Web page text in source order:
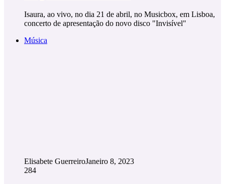
Isaura, ao vivo, no dia 21 de abril, no Musicbox, em Lisboa,
concerto de apresentação do novo disco "Invisível"
Música
Elisabete GuerreiroJaneiro 8, 2023
284